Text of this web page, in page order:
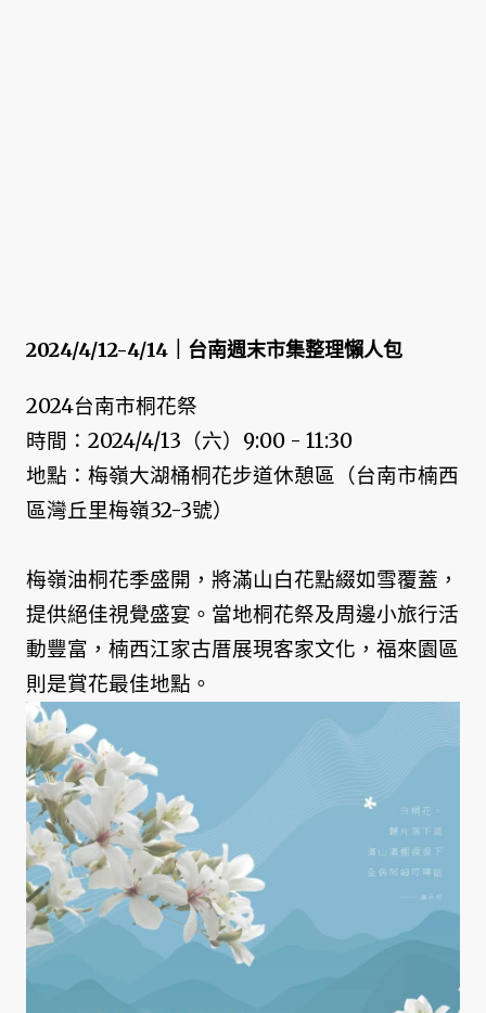
2024/4/12-4/14｜台南週末市集整理懶人包
2024台南市桐花祭
時間：2024/4/13（六）9:00 - 11:30
地點：梅嶺大湖桶桐花步道休憩區（台南市楠西
區灣丘里梅嶺32-3號）
梅嶺油桐花季盛開，將滿山白花點綴如雪覆蓋，
提供絕佳視覺盛宴。當地桐花祭及周邊小旅行活
動豐富，楠西江家古厝展現客家文化，福來園區
則是賞花最佳地點。